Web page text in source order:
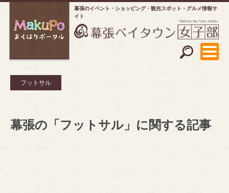
幕張のイベント・ショッピング
観光スポット・グルメ情報サ
イト
フットサル
幕張の「フットサル」に関する記事